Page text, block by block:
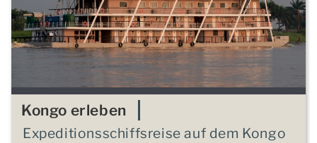
Kongo erleben
Expeditionsschiffsreise auf dem Kongo